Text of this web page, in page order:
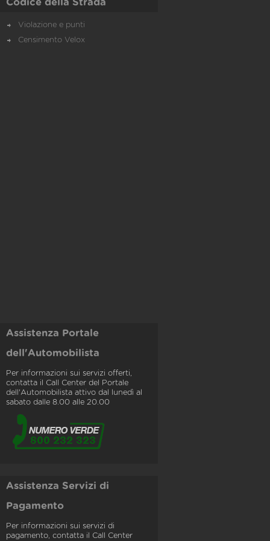
Codice della Strada
Violazione e punti
Censimento Velox
Assistenza Portale
dell'Automobilista
Per informazioni sui servizi offerti,
contatta il Call Center del Portale
dell'Automobilista attivo dal lunedì al
sabato dalle 8.00 alle 20.00
Assistenza Servizi di
Pagamento
Per informazioni sui servizi di
pagamento, contatta il Call Center